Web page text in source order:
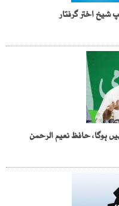
اختر گرفتار
ہوگا، حافظ نعیم الرحمن